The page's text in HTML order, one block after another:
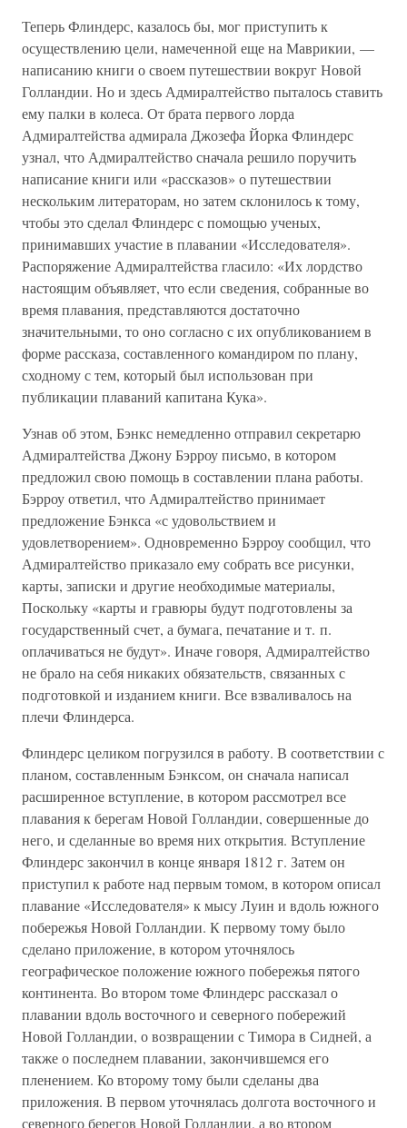
Теперь Флиндерс, казалось бы, мог приступить к
осуществлению цели, намеченной еще на Маврикии, —
написанию книги о своем путешествии вокруг Новой
Голландии. Но и здесь Адмиралтейство пыталось ставить
ему палки в колеса. От брата первого лорда
Адмиралтейства адмирала Джозефа Йорка Флиндерс
узнал, что Адмиралтейство сначала решило поручить
написание книги или «рассказов» о путешествии
нескольким литераторам, но затем склонилось к тому,
чтобы это сделал Флиндерс с помощью ученых,
принимавших участие в плавании «Исследователя».
Распоряжение Адмиралтейства гласило: «Их лордство
настоящим объявляет, что если сведения, собранные во
время плавания, представляются достаточно
значительными, то оно согласно с их опубликованием в
форме рассказа, составленного командиром по плану,
сходному с тем, который был использован при
публикации плаваний капитана Кука».
Узнав об этом, Бэнкс немедленно отправил секретарю
Адмиралтейства Джону Бэрроу письмо, в котором
предложил свою помощь в составлении плана работы.
Бэрроу ответил, что Адмиралтейство принимает
предложение Бэнкса «с удовольствием и
удовлетворением». Одновременно Бэрроу сообщил, что
Адмиралтейство приказало ему собрать все рисунки,
карты, записки и другие необходимые материалы,
Поскольку «карты и гравюры будут подготовлены за
государственный счет, а бумага, печатание и т. п.
оплачиваться не будут». Иначе говоря, Адмиралтейство
не брало на себя никаких обязательств, связанных с
подготовкой и изданием книги. Все взваливалось на
плечи Флиндерса.
Флиндерс целиком погрузился в работу. В соответствии с
планом, составленным Бэнксом, он сначала написал
расширенное вступление, в котором рассмотрел все
плавания к берегам Новой Голландии, совершенные до
него, и сделанные во время них открытия. Вступление
Флиндерс закончил в конце января 1812 г. Затем он
приступил к работе над первым томом, в котором описал
плавание «Исследователя» к мысу Луин и вдоль южного
побережья Новой Голландии. К первому тому было
сделано приложение, в котором уточнялось
географическое положение южного побережья пятого
континента. Во втором томе Флиндерс рассказал о
плавании вдоль восточного и северного побережий
Новой Голландии, о возвращении с Тимора в Сидней, а
также о последнем плавании, закончившемся его
пленением. Ко второму тому были сделаны два
приложения. В первом уточнялась долгота восточного и
северного берегов Новой Голландии, а во втором